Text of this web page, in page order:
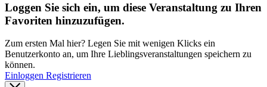
Loggen Sie sich ein, um diese Veranstaltung zu Ihren
Favoriten hinzuzufügen.
Zum ersten Mal hier? Legen Sie mit wenigen Klicks ein
Benutzerkonto an, um Ihre Lieblingsveranstaltungen speichern zu
können.
Einloggen Registrieren